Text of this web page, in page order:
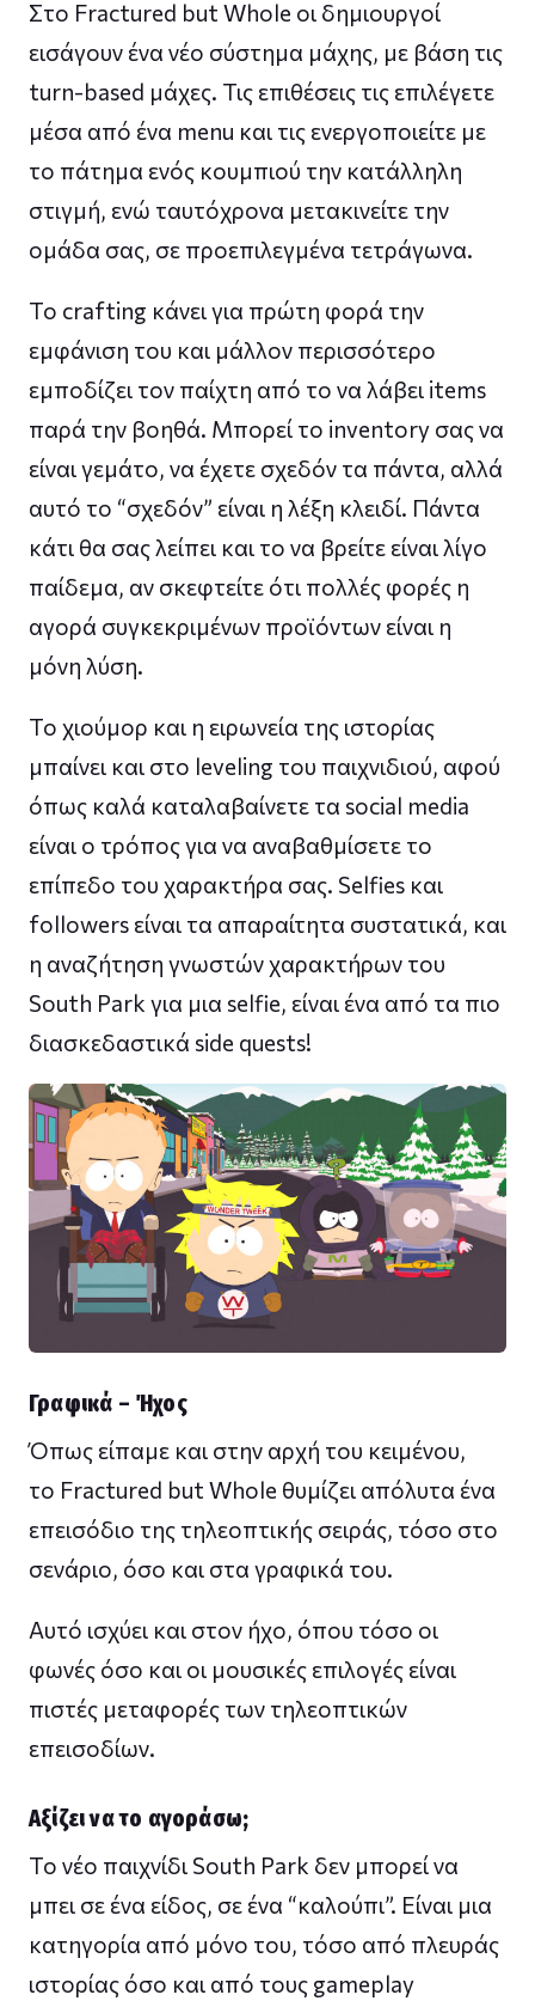
Στο Fractured but Whole οι δημιουργοί
εισάγουν ένα νέο σύστημα μάχης, με βάση τις
turn-based μάχες. Τις επιθέσεις τις επιλέγετε
μέσα από ένα menu και τις ενεργοποιείτε με
το πάτημα ενός κουμπιού την κατάλληλη
στιγμή, ενώ ταυτόχρονα μετακινείτε την
ομάδα σας, σε προεπιλεγμένα τετράγωνα.
Το crafting κάνει για πρώτη φορά την
εμφάνιση του και μάλλον περισσότερο
εμποδίζει τον παίχτη από το να λάβει items
παρά την βοηθά. Μπορεί το inventory σας να
είναι γεμάτο, να έχετε σχεδόν τα πάντα, αλλά
αυτό το “σχεδόν” είναι η λέξη κλειδί. Πάντα
κάτι θα σας λείπει και το να βρείτε είναι λίγο
παίδεμα, αν σκεφτείτε ότι πολλές φορές η
αγορά συγκεκριμένων προϊόντων είναι η
μόνη λύση.
Το χιούμορ και η ειρωνεία της ιστορίας
μπαίνει και στο leveling του παιχνιδιού, αφού
όπως καλά καταλαβαίνετε τα social media
είναι ο τρόπος για να αναβαθμίσετε το
επίπεδο του χαρακτήρα σας. Selfies και
followers είναι τα απαραίτητα συστατικά, και
η αναζήτηση γνωστών χαρακτήρων του
South Park για μια selfie, είναι ένα από τα πιο
διασκεδαστικά side quests!
Γραφικά – Ήχος
Όπως είπαμε και στην αρχή του κειμένου,
το Fractured but Whole θυμίζει απόλυτα ένα
επεισόδιο της τηλεοπτικής σειράς, τόσο στο
σενάριο, όσο και στα γραφικά του.
Αυτό ισχύει και στον ήχο, όπου τόσο οι
φωνές όσο και οι μουσικές επιλογές είναι
πιστές μεταφορές των τηλεοπτικών
επεισοδίων.
Αξίζει να το αγοράσω;
Το νέο παιχνίδι South Park δεν μπορεί να
μπει σε ένα είδος, σε ένα “καλούπι”. Είναι μια
κατηγορία από μόνο του, τόσο από πλευράς
ιστορίας όσο και από τους gameplay